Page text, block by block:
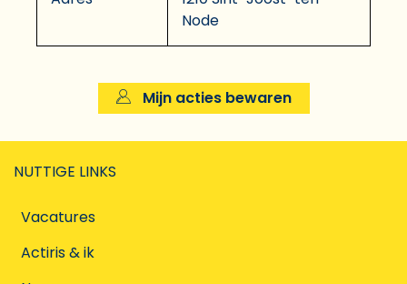
Node
Mijn acties bewaren
NUTTIGE LINKS
Vacatures
Actiris & ik